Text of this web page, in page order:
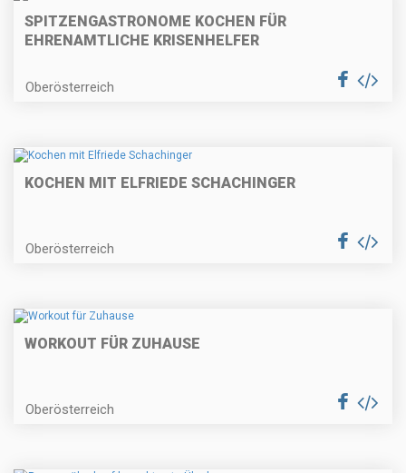
SPITZENGASTRONOME KOCHEN FÜR
EHRENAMTLICHE KRISENHELFER
Oberösterreich
KOCHEN MIT ELFRIEDE SCHACHINGER
Oberösterreich
WORKOUT FÜR ZUHAUSE
Oberösterreich